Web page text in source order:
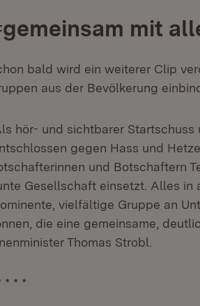
mit
bald wird ein weiterer Clip
aus der Bevölkerung
hör- und sichtbarer
gegen Hass und
und Botschaftern
Gesellschaft einsetzt. Alles in
vielfältige Gruppe an
die eine gemeinsame,
Thomas Strobl.
* * *